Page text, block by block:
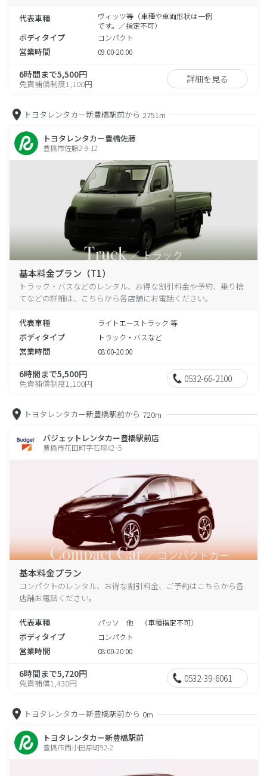
代表車種
ヴィッツ等（車種や車両形状は一例
です。／指定不可）
ボディタイプ コンパクト
営業時間 09:00-20:00
6時間まで5,500円
免責補償制度1,100円 詳細を見る
トヨタレンタカー新豊橋駅前から 2751m
トヨタレンタカー豊橋佐藤
豊橋市佐藤2-9-12
基本料金プラン（T1）
トラック・バスなどのレンタル、お得な割引料金や予約、乗り捨
てなどの詳細は、こちらから各店舗にお電話ください。
代表車種 ライトエーストラック 等
ボディタイプ トラック・バスなど
営業時間 08:00-20:00
6時間まで5,500円
免責補償制度1,100円 0532-66-2100
トヨタレンタカー新豊橋駅前から 720m
バジェットレンタカー豊橋駅前店
豊橋市花田町字石塚42−5
基本料金プラン
コンパクトのレンタル、お得な割引料金、ご予約はこちらから各
店舗お電話ください。
代表車種 パッソ 他 （車種指定不可）
ボディタイプ コンパクト
営業時間 08:00-20:00
6時間まで5,720円
免責補償1,430円 0532-39-6061
トヨタレンタカー新豊橋駅前から 0m
トヨタレンタカー新豊橋駅前
豊橋市西小田原町92-2